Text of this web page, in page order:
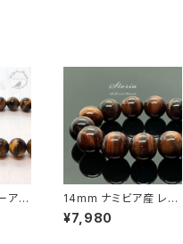
アイ
14mm ナミビア産 レッ
ドタイガーアイ（虎目
石） ブレスレット
¥7,980